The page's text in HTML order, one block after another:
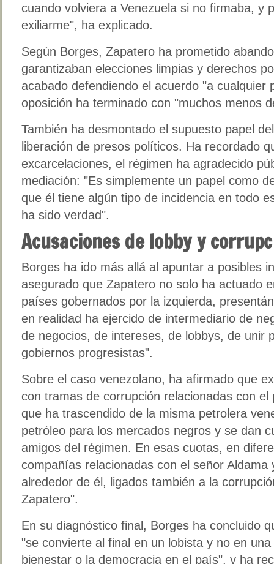
cuando volviera a Venezuela si no firmaba, y
exiliarme", ha explicado.
Según Borges, Zapatero ha prometido
garantizaban elecciones limpias y derechos
acabado defendiendo el acuerdo "a cualquier
oposición ha terminado con "muchos menos
También ha desmontado el supuesto papel
liberación de presos políticos. Ha recordado
excarcelaciones, el régimen ha agradecido
mediación: "Es simplemente un papel como
que él tiene algún tipo de incidencia en todo
ha sido verdad".
Acusaciones de lobby y
Borges ha ido más allá al apuntar a posibles
asegurado que Zapatero no solo ha actuado
países gobernados por la izquierda,
en realidad ha ejercido de intermediario de
de negocios, de intereses, de lobbys, de unir
gobiernos progresistas".
Sobre el caso venezolano, ha afirmado que
con tramas de corrupción relacionadas con
que ha trascendido de la misma petrolera
petróleo para los mercados negros y se dan
amigos del régimen. En esas cuotas, en
compañías relacionadas con el señor
alrededor de él, ligados también a la
Zapatero".
En su diagnóstico final, Borges ha concluido
"se convierte al final en un lobista y no en
bienestar o la democracia en el país", y ha